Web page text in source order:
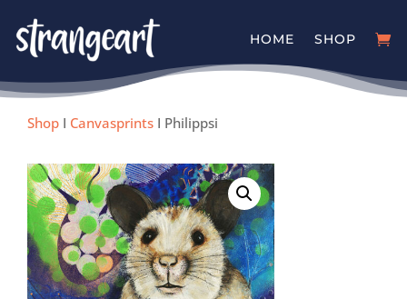
HOME SHOP
Shop I Canvasprints I Philippsi